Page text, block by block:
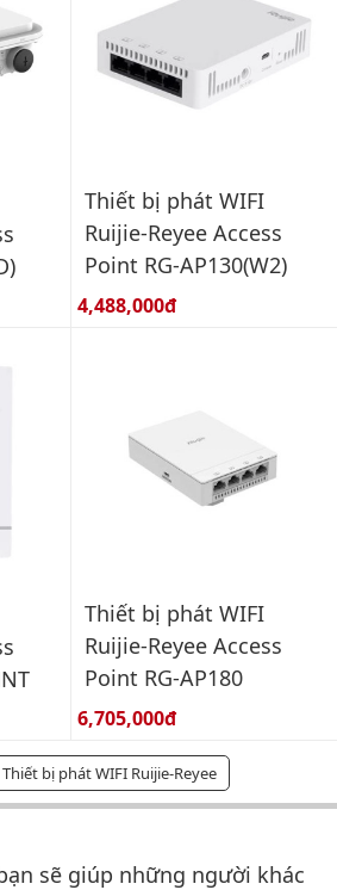
Thiết bị phát WIFI
Ruijie-Reyee Access
Point RG-AP130(W2)
Giá bán:
4,488,000đ
Thiết bị phát WIFI
Ruijie-Reyee Access
Point RG-AP180
Giá bán:
6,705,000đ
bị phát WIFI Ruijie-Reyee
Đánh giá
sẽ giúp những người khác